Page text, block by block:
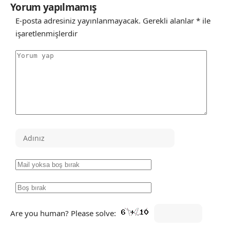
Yorum yapılmamış
E-posta adresiniz yayınlanmayacak. Gerekli alanlar * ile
işaretlenmişlerdir
Are you human? Please solve: